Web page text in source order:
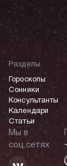
Разделы
Гороскопы
Сонники
Консультанты
Календари
Статьи
Мы в
соц.сетях